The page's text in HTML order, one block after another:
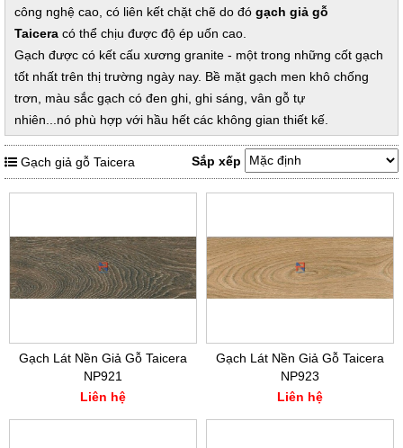
công nghệ cao, có liên kết chặt chẽ do đó gạch giả gỗ
Taicera có thể chịu được độ ép uốn cao.
Gạch được có kết cấu xương granite - một trong những cốt gạch
tốt nhất trên thị trường ngày nay. Bề mặt gạch men khô chống
trơn, màu sắc gạch có đen ghi, ghi sáng, vân gỗ tự
nhiên...nó phù hợp với hầu hết các không gian thiết kế.
Gạch giả gỗ Taicera Sắp xếp
Gạch Lát Nền Giả Gỗ Taicera
NP921
Liên hệ
Gạch Lát Nền Giả Gỗ Taicera
NP923
Liên hệ